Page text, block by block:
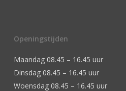
Openingstijden
Maandag 08.45 – 16.45 uur
Dinsdag 08.45 – 16.45 uur
Woensdag 08.45 – 16.45 uur